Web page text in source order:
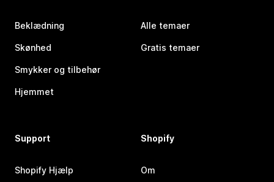
Beklædning
Skønhed
Smykker og tilbehør
Hjemmet
Alle temaer
Gratis temaer
Support
Shopify Hjælp
Shopify
Om